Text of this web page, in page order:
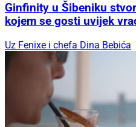
Ginfinity u Šibeniku
kojem se gosti uvijek
Uz Fenixe i chefa Dina Bebića